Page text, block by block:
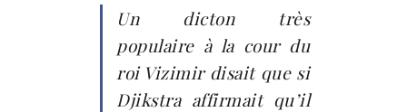
Un dicton très
populaire à la cour du
roi Vizimir disait que si
Djikstra affirmait qu’il